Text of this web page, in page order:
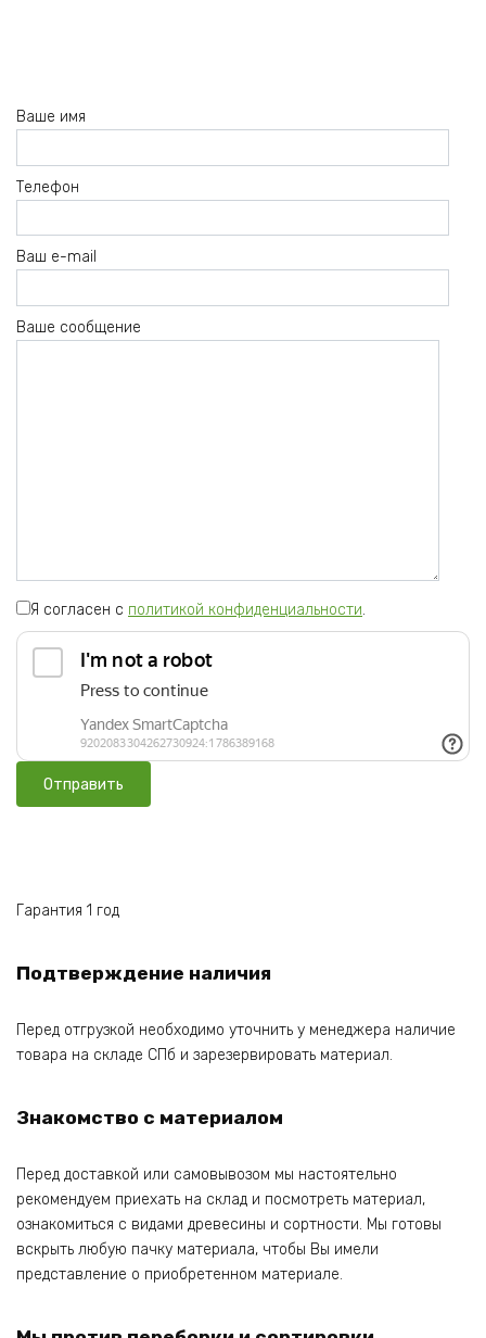
Ваше имя
Телефон
Ваш e-mail
Ваше сообщение
Я согласен с политикой конфиденциальности.
Гарантия 1 год
Подтверждение наличия
Перед отгрузкой необходимо уточнить у менеджера наличие
товара на складе СПб и зарезервировать материал.
Знакомство с материалом
Перед доставкой или самовывозом мы настоятельно
рекомендуем приехать на склад и посмотреть материал,
ознакомиться с видами древесины и сортности. Мы готовы
вскрыть любую пачку материала, чтобы Вы имели
представление о приобретенном материале.